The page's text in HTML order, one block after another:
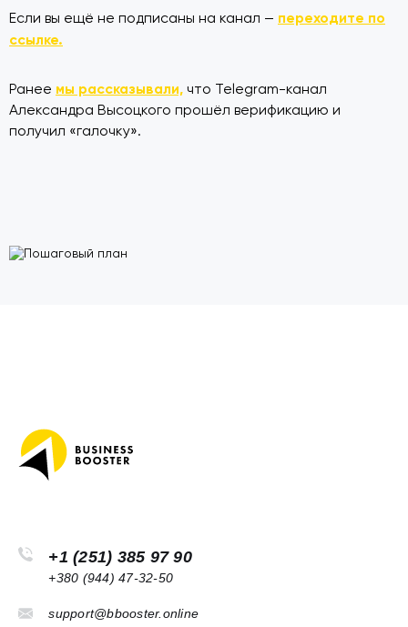
Если вы ещё не подписаны на канал — переходите по
ссылке.
Ранее мы рассказывали, что Telegram-канал
Александра Высоцкого прошёл верификацию и
получил «галочку».
+1 (251) 385 97 90
+380 (944) 47-32-50
support@bbooster.online